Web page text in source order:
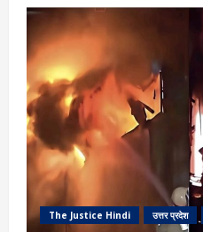
पुलिस
बड़ा
बाइक
चोर
गिरोह
के
सदस्य
गिरफ्तार;
चोरी
मोटरसाइकिलें
The Justice Hindi उत्तर प्रदेश